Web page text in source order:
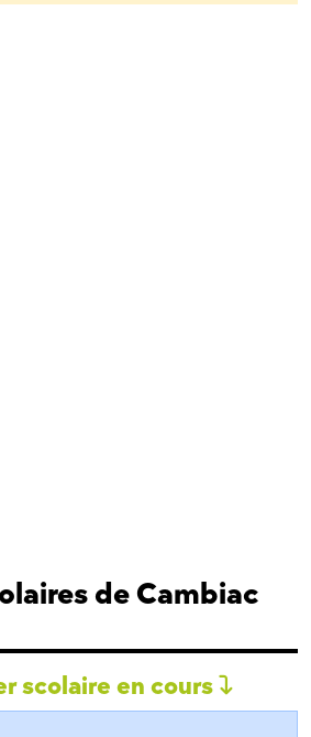
de Cambiac
scolaire en cours